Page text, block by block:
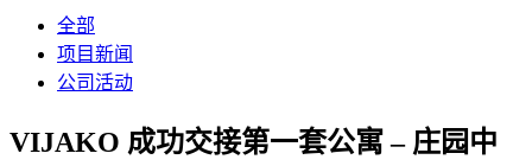
全部
项目新闻
公司活动
VIJAKO 成功交接第一套公寓 – 庄园中